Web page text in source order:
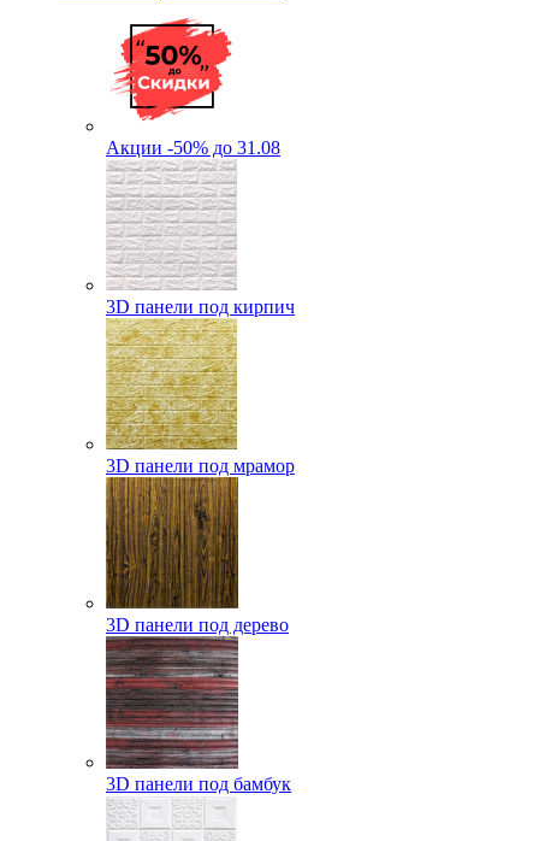
Акции -50% до 31.08
3D панели под кирпич
3D панели под мрамор
3D панели под дерево
3D панели под бамбук